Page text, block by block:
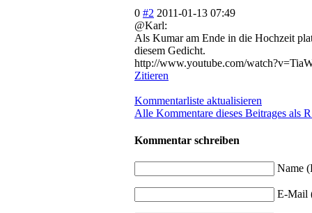
0 #2 2011-01-13 07:49
@Karl:
Als Kumar am Ende in die Hochzeit
diesem Gedicht.
http://www.youtube.com/
Zitieren
Kommentarliste aktualisieren
Alle Kommentare dieses Beitrages als
Kommentar schreiben
Name
E-Mail